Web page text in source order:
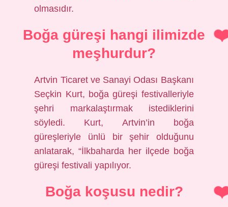
olmasıdır.
Boğa güreşi hangi ilimizde
meşhurdur?
Artvin Ticaret ve Sanayi Odası Başkanı
Seçkin Kurt, boğa güreşi festivalleriyle
şehri markalaştırmak istediklerini
söyledi. Kurt, Artvin’in boğa
güreşleriyle ünlü bir şehir olduğunu
anlatarak, “İlkbaharda her ilçede boğa
güreşi festivali yapılıyor.
Boğa koşusu nedir?